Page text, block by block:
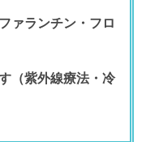
ァランチン・フロ
（紫外線療法・冷